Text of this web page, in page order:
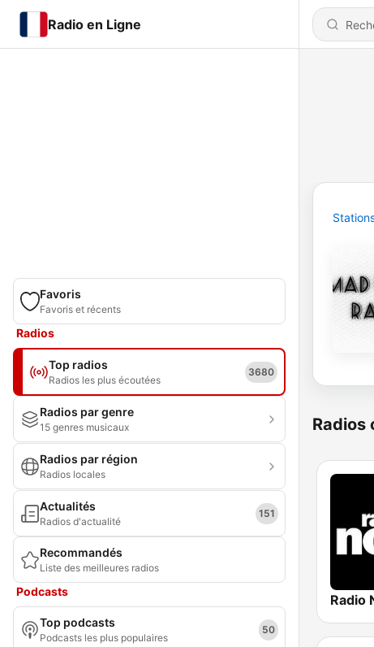
Radio en Ligne
Favoris
Favoris et récents
Radios
Top radios
Radios les plus écoutées
3680
Radios par genre
15 genres musicaux
Radios par région
Radios locales
Actualités
Radios d'actualité
151
Recommandés
Liste des meilleures radios
Podcasts
Top podcasts
Podcasts les plus populaires
50
Radios
Radio